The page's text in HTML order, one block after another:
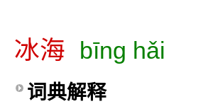
冰海 bīng hǎi
词典解释